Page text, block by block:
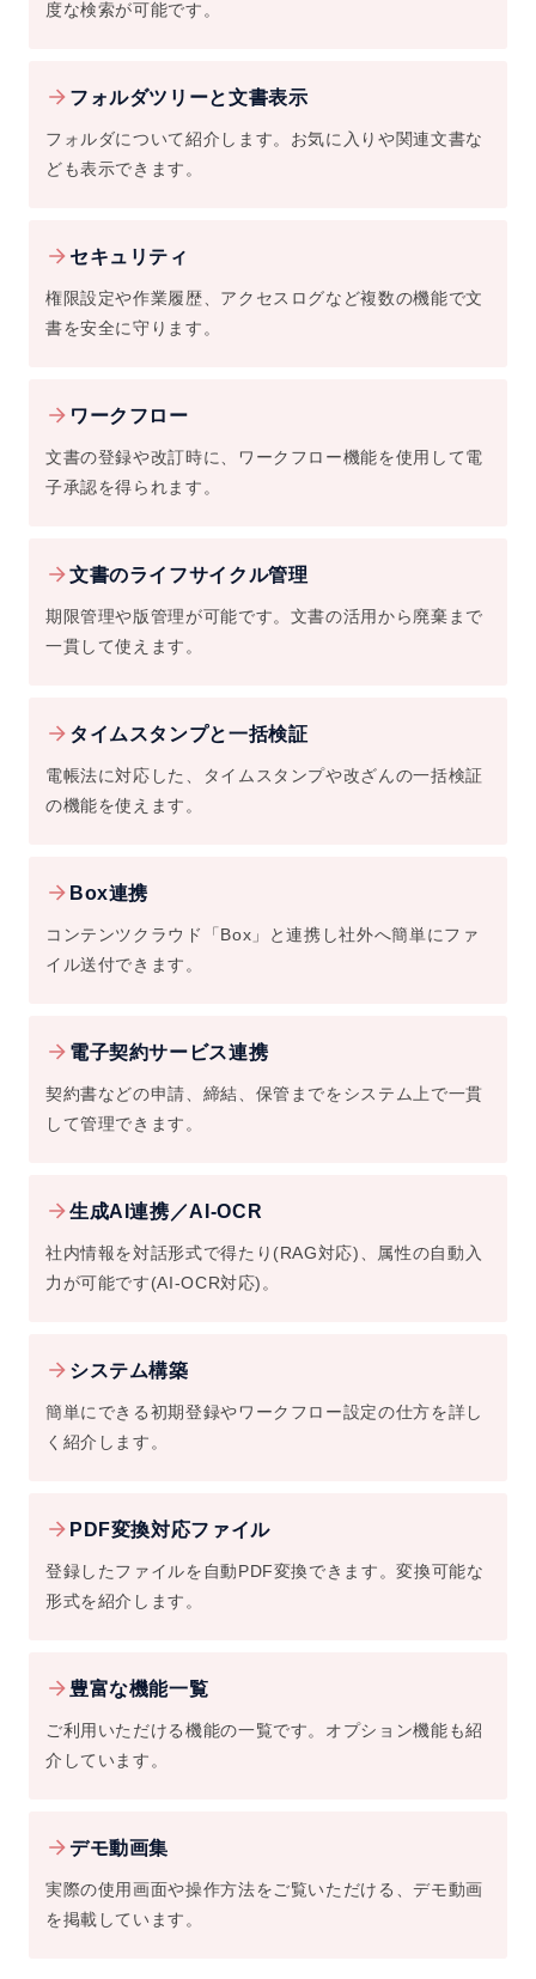
度な検索が可能です。
フォルダツリーと文書表示
フォルダについて紹介します。お気に入りや関連文書な
ども表示できます。
セキュリティ
権限設定や作業履歴、アクセスログなど複数の機能で文
書を安全に守ります。
ワークフロー
文書の登録や改訂時に、ワークフロー機能を使用して電
子承認を得られます。
文書のライフサイクル管理
期限管理や版管理が可能です。文書の活用から廃棄まで
一貫して使えます。
タイムスタンプと一括検証
電帳法に対応した、タイムスタンプや改ざんの一括検証
の機能を使えます。
Box連携
コンテンツクラウド「Box」と連携し社外へ簡単にファ
イル送付できます。
電子契約サービス連携
契約書などの申請、締結、保管までをシステム上で一貫
して管理できます。
生成AI連携／AI-OCR
社内情報を対話形式で得たり(RAG対応)、属性の自動入
力が可能です(AI-OCR対応)。
システム構築
簡単にできる初期登録やワークフロー設定の仕方を詳し
く紹介します。
PDF変換対応ファイル
登録したファイルを自動PDF変換できます。変換可能な
形式を紹介します。
豊富な機能一覧
ご利用いただける機能の一覧です。オプション機能も紹
介しています。
デモ動画集
実際の使用画面や操作方法をご覧いただける、デモ動画
を掲載しています。